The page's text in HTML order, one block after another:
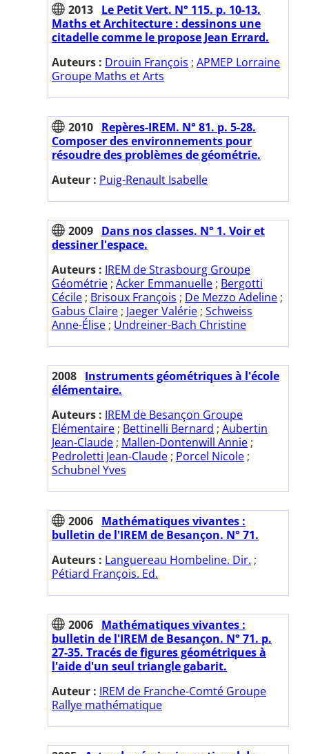
2013 Le Petit Vert. N° 115. p. 10-13.
Maths et Architecture : dessinons une
citadelle comme le propose Jean Errard.
Auteurs : Drouin François ; APMEP Lorraine
Groupe Maths et Arts
2010 Repères-IREM. N° 81. p. 5-28.
Composer des environnements pour
résoudre des problèmes de géométrie.
Auteur : Puig-Renault Isabelle
2009 Dans nos classes. N° 1. Voir et
dessiner l'espace.
Auteurs : IREM de Strasbourg Groupe
Géométrie ; Acker Emmanuelle ; Bergotti
Cécile ; Brisoux François ; De Mezzo Adeline ;
Gabus Claire ; Jaeger Valérie ; Schweiss
Anne-Élise ; Undreiner-Bach Christine
2008 Instruments géométriques à l'école
élémentaire.
Auteurs : IREM de Besançon Groupe
Elémentaire ; Bettinelli Bernard ; Aubertin
Jean-Claude ; Mallen-Dontenwill Annie ;
Pedroletti Jean-Claude ; Porcel Nicole ;
Schubnel Yves
2006 Mathématiques vivantes :
bulletin de l'IREM de Besançon. N° 71.
Auteurs : Languereau Hombeline. Dir. ;
Pétiard François. Ed.
2006 Mathématiques vivantes :
bulletin de l'IREM de Besançon. N° 71. p.
27-35. Tracés de figures géométriques à
l'aide d'un seul triangle gabarit.
Auteur : IREM de Franche-Comté Groupe
Rallye mathématique